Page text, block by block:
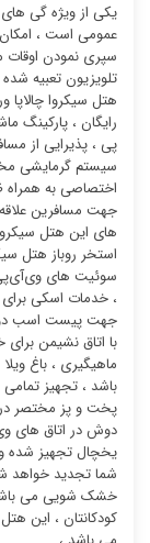
یکی از ویژه گی های
عمومی است ،
سپری نمودن اوقات
تلویزیون تعبیه
هتل سیکروا
رایگان ، پارکینگ
پی ، پذیرایی از
سیستم گرمایشی
اختصاصی به همراه
جهت مسافرین
های این هتل
استخر روباز هتل
سوئیت ‌های
، خدمات اسکی
جهت پیست اسب
با اتاق نشیمن برای
ماهیگیری ، باغ
باشد ، تجهیز
پخت و پز مختصر در
دوش در اتاق های
یخچال تجهیز شده
شما تجدید خواهد
خشک شویی می باشد
کودکانتان ، این